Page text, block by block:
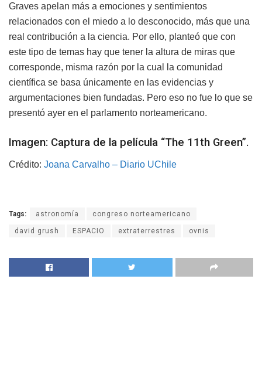
Graves apelan más a emociones y sentimientos
relacionados con el miedo a lo desconocido, más que una
real contribución a la ciencia. Por ello, planteó que con
este tipo de temas hay que tener la altura de miras que
corresponde, misma razón por la cual la comunidad
científica se basa únicamente en las evidencias y
argumentaciones bien fundadas. Pero eso no fue lo que se
presentó ayer en el parlamento norteamericano.
Imagen: Captura de la película “The 11th Green”.
Crédito: Joana Carvalho – Diario UChile
Tags: astronomía congreso norteamericano
david grush ESPACIO extraterrestres ovnis